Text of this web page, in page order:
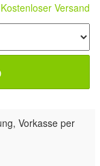
Kostenloser Versand
Vorkasse per